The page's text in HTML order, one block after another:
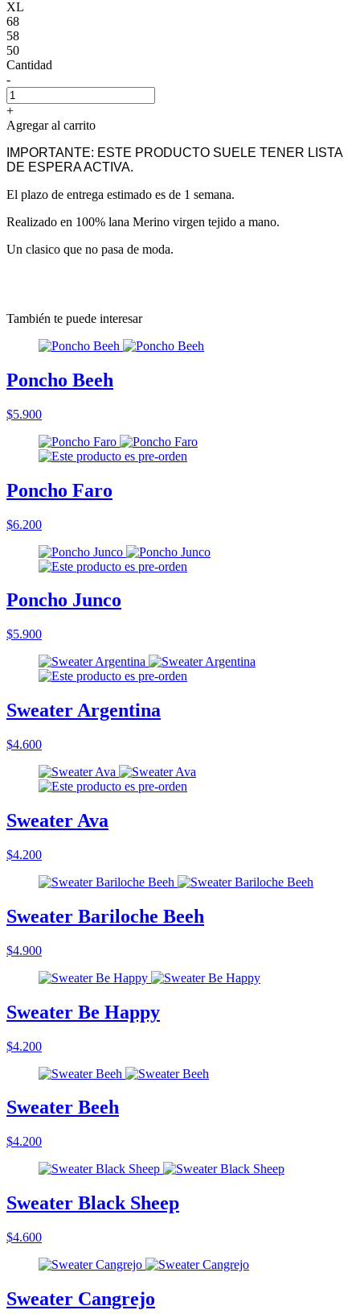
XL
68
58
50
Cantidad
-
+
Agregar al carrito
IMPORTANTE: ESTE PRODUCTO SUELE TENER LISTA
DE ESPERA ACTIVA.
El plazo de entrega estimado es de 1 semana.
Realizado en 100% lana Merino virgen tejido a mano.
Un clasico que no pasa de moda.
También te puede interesar
Poncho Beeh
$5.900
Poncho Faro
$6.200
Poncho Junco
$5.900
Sweater Argentina
$4.600
Sweater Ava
$4.200
Sweater Bariloche Beeh
$4.900
Sweater Be Happy
$4.200
Sweater Beeh
$4.200
Sweater Black Sheep
$4.600
Sweater Cangrejo